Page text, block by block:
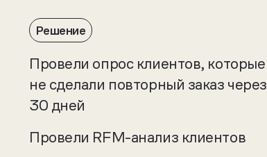
Решение
Провели опрос клиентов, которые
не сделали повторный заказ через
30 дней
Провели RFM-анализ клиентов